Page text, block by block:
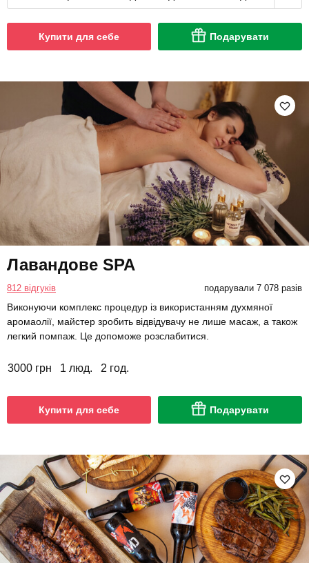
Купити для себе Подарувати
Лавандове SPA
812 відгуків подарували 7 078 разів
Виконуючи комплекс процедур із використанням духмяної
аромаолії, майстер зробить відвідувачу не лише масаж, а також
легкий помпаж. Це допоможе розслабитися.
3000 грн 1 люд. 2 год.
Купити для себе Подарувати